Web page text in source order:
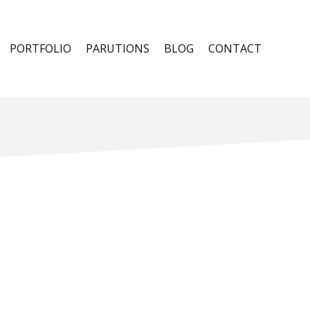
PORTFOLIO PARUTIONS BLOG CONTACT